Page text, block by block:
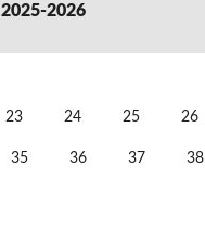
2026
23 24 25 26
35 36 37 38